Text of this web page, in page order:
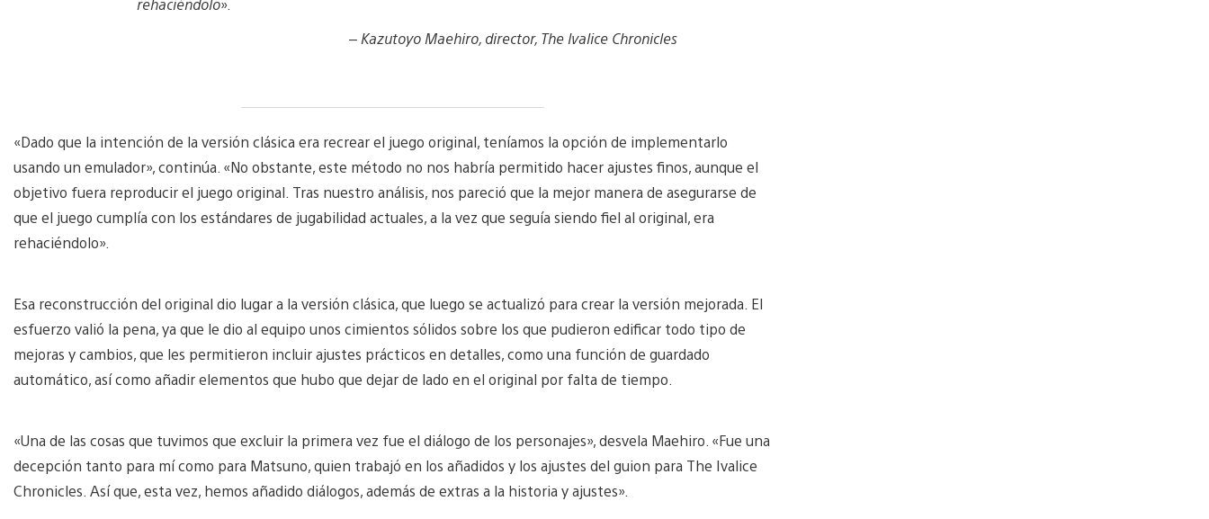
rehaciéndolo».
– Kazutoyo Maehiro, director, The Ivalice Chronicles
«Dado que la intención de la versión clásica era recrear el juego original, teníamos la opción de implementarlo
usando un emulador», continúa. «No obstante, este método no nos habría permitido hacer ajustes finos, aunque el
objetivo fuera reproducir el juego original. Tras nuestro análisis, nos pareció que la mejor manera de asegurarse de
que el juego cumplía con los estándares de jugabilidad actuales, a la vez que seguía siendo fiel al original, era
rehaciéndolo».
Esa reconstrucción del original dio lugar a la versión clásica, que luego se actualizó para crear la versión mejorada. El
esfuerzo valió la pena, ya que le dio al equipo unos cimientos sólidos sobre los que pudieron edificar todo tipo de
mejoras y cambios, que les permitieron incluir ajustes prácticos en detalles, como una función de guardado
automático, así como añadir elementos que hubo que dejar de lado en el original por falta de tiempo.
«Una de las cosas que tuvimos que excluir la primera vez fue el diálogo de los personajes», desvela Maehiro. «Fue una
decepción tanto para mí como para Matsuno, quien trabajó en los añadidos y los ajustes del guion para The Ivalice
Chronicles. Así que, esta vez, hemos añadido diálogos, además de extras a la historia y ajustes».